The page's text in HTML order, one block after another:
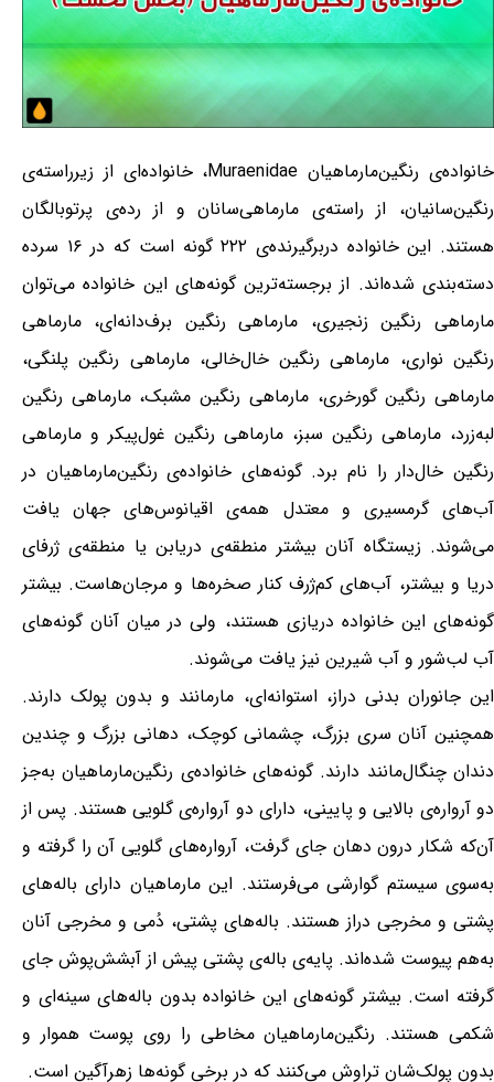
خانواده‌ی رنگین‌مارماهیان Muraenidae، خانواده‌ای از زیرراسته‌ی
رنگین‌سانیان، از راسته‌ی مارماهی‌سانان و از رده‌ی پرتوبالگان
هستند. این خانواده دربرگیرنده‌ی ۲۲۲ گونه است که در ۱۶ سرده
دسته‌بندی شده‌اند. از برجسته‌ترین گونه‌های این خانواده می‌توان
مارماهی رنگین زنجیری، مارماهی رنگین برف‌دانه‌ای، مارماهی
رنگین نواری، مارماهی رنگین خال‌خالی، مارماهی رنگین پلنگی،
مارماهی رنگین گورخری، مارماهی رنگین مشبک، مارماهی رنگین
لبه‌زرد، مارماهی رنگین سبز، مارماهی رنگین غول‌پیکر و مارماهی
رنگین خال‌دار را نام برد. گونه‌های خانواده‌ی رنگین‌مارماهیان در
آب‌های گرمسیری و معتدل همه‌ی اقیانوس‌های جهان یافت
می‌شوند. زیستگاه آنان بیشتر منطقه‌ی دریابن یا منطقه‌ی ژرفای
دریا و بیشتر، آب‌های کم‌ژرف کنار صخره‌ها و مرجان‌هاست. بیشتر
گونه‌های این خانواده دریازی هستند، ولی در میان آنان گونه‌های
آب لب‌شور و آب شیرین نیز یافت می‌شوند.
این جانوران بدنی دراز، استوانه‌ای، مارمانند و بدون پولک دارند.
همچنین آنان سری بزرگ، چشمانی کوچک، دهانی بزرگ و چندین
دندان چنگال‌مانند دارند. گونه‌های خانواده‌ی رنگین‌مارماهیان به‌جز
دو آرواره‌ی بالایی و پایینی، دارای دو آرواره‌ی گلویی هستند. پس از
آن‌که شکار درون دهان جای گرفت، آرواره‌های گلویی آن را گرفته و
به‌سوی سیستم گوارشی می‌فرستند. این مارماهیان دارای باله‌های
پشتی و مخرجی دراز هستند. باله‌های پشتی، دُمی و مخرجی آنان
به‌هم پیوست شده‌اند. پایه‌ی باله‌ی پشتی پیش از آبشش‌پوش جای
گرفته است. بیشتر گونه‌های این خانواده بدون باله‌های سینه‌ای و
شکمی هستند. رنگین‌مارماهیان مخاطی را روی پوست هموار و
بدون پولک‌شان تراوش می‌کنند که در برخی گونه‌ها زهرآگین است.